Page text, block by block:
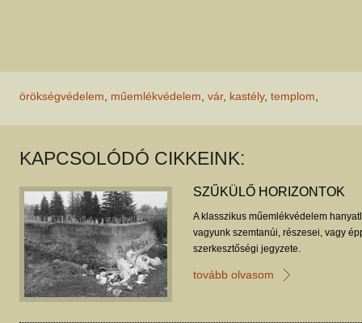
örökségvédelem, műemlékvédelem, vár, kastély, templom,
KAPCSOLÓDÓ CIKKEINK:
SZŰKÜLŐ HORIZONTOK
A klasszikus műemlékvédelem
vagyunk szemtanúi, részesei, vagy
szerkesztőségi jegyzete.
tovább olvasom